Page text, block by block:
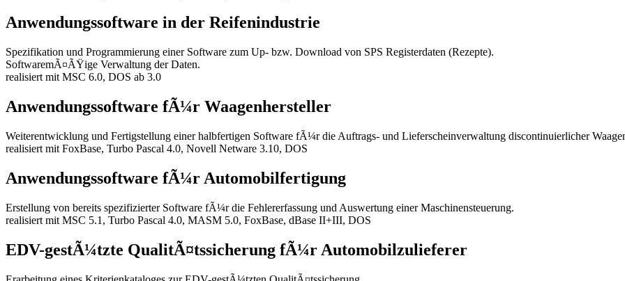
Anwendungssoftware in der Reifenindustrie
Spezifikation und Programmierung einer Software zum Up- bzw. Download von SPS Registerdaten (Rezepte).
SoftwaremÃ¤ÃŸige Verwaltung der Daten.
realisiert mit MSC 6.0, DOS ab 3.0
Anwendungssoftware fÃ¼r Waagenhersteller
Weiterentwicklung und Fertigstellung einer halbfertigen Software fÃ¼r die Auftrags- und Lieferscheinverwaltung discontinuierlicher
realisiert mit FoxBase, Turbo Pascal 4.0, Novell Netware 3.10, DOS
Anwendungssoftware fÃ¼r Automobilfertigung
Erstellung von bereits spezifizierter Software fÃ¼r die Fehlererfassung und Auswertung einer Maschinensteuerung.
realisiert mit MSC 5.1, Turbo Pascal 4.0, MASM 5.0, FoxBase, dBase II+III, DOS
EDV-gestÃ¼tzte QualitÃ¤tssicherung fÃ¼r Automobilzulieferer